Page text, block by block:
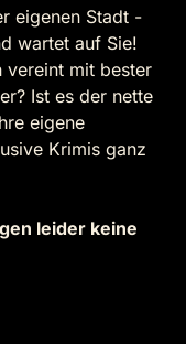
eigenen Stadt -
wartet auf Sie!
vereint mit bester
Ist es der nette
eigene
Krimis ganz
leider keine